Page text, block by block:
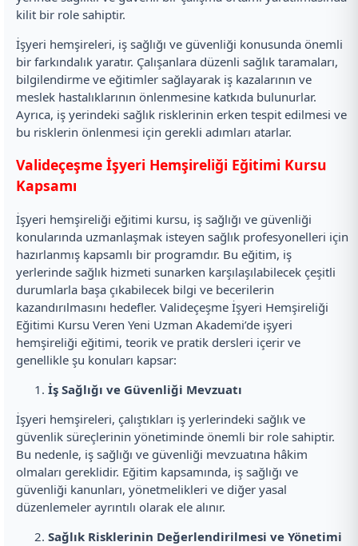
kilit bir role sahiptir.
İşyeri hemşireleri, iş sağlığı ve güvenliği konusunda önemli
bir farkındalık yaratır. Çalışanlara düzenli sağlık taramaları,
bilgilendirme ve eğitimler sağlayarak iş kazalarının ve
meslek hastalıklarının önlenmesine katkıda bulunurlar.
Ayrıca, iş yerindeki sağlık risklerinin erken tespit edilmesi ve
bu risklerin önlenmesi için gerekli adımları atarlar.
Valideçeşme İşyeri Hemşireliği Eğitimi Kursu
Kapsamı
İşyeri hemşireliği eğitimi kursu, iş sağlığı ve güvenliği
konularında uzmanlaşmak isteyen sağlık profesyonelleri için
hazırlanmış kapsamlı bir programdır. Bu eğitim, iş
yerlerinde sağlık hizmeti sunarken karşılaşılabilecek çeşitli
durumlarla başa çıkabilecek bilgi ve becerilerin
kazandırılmasını hedefler. Valideçeşme İşyeri Hemşireliği
Eğitimi Kursu Veren Yeni Uzman Akademi’de işyeri
hemşireliği eğitimi, teorik ve pratik dersleri içerir ve
genellikle şu konuları kapsar:
İş Sağlığı ve Güvenliği Mevzuatı
İşyeri hemşireleri, çalıştıkları iş yerlerindeki sağlık ve
güvenlik süreçlerinin yönetiminde önemli bir role sahiptir.
Bu nedenle, iş sağlığı ve güvenliği mevzuatına hâkim
olmaları gereklidir. Eğitim kapsamında, iş sağlığı ve
güvenliği kanunları, yönetmelikleri ve diğer yasal
düzenlemeler ayrıntılı olarak ele alınır.
Sağlık Risklerinin Değerlendirilmesi ve Yönetimi